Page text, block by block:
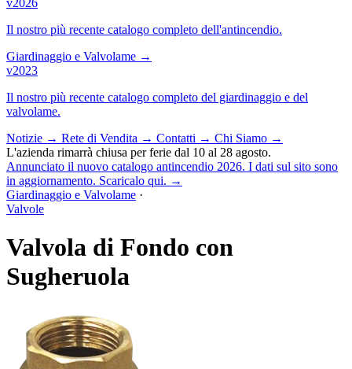
Il nostro più recente catalogo completo dell'antincendio.
Giardinaggio e Valvolame →
v2023
Il nostro più recente catalogo completo del giardinaggio e del
valvolame.
Notizie → Rete di Vendita → Contatti → Chi Siamo →
L'azienda rimarrà chiusa per ferie dal 10 al 28 agosto.
Annunciato il nuovo catalogo antincendio 2026. I dati sul sito sono
in aggiornamento. Scaricalo qui. →
Giardinaggio e Valvolame ·
Valvole
Valvola di Fondo con
Sugheruola